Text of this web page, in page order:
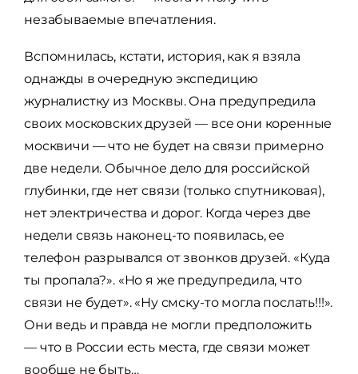
незабываемые впечатления.
Вспомнилась, кстати, история, как я взяла
однажды в очередную экспедицию
журналистку из Москвы. Она предупредила
своих московских друзей — все они коренные
москвичи — что не будет на связи примерно
две недели. Обычное дело для российской
глубинки, где нет связи (только спутниковая),
нет электричества и дорог. Когда через две
недели связь наконец-то появилась, ее
телефон разрывался от звонков друзей. «Куда
ты пропала?». «Но я же предупредила, что
связи не будет». «Ну смску-то могла послать!!!».
Они ведь и правда не могли предположить
— что в России есть места, где связи может
вообще не быть…